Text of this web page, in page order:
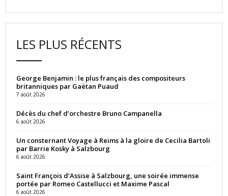
LES PLUS RÉCENTS
George Benjamin : le plus français des compositeurs
britanniques par Gaëtan Puaud
7 août 2026
Décès du chef d’orchestre Bruno Campanella
6 août 2026
Un consternant Voyage à Reims à la gloire de Cecilia Bartoli
par Barrie Kosky à Salzbourg
6 août 2026
Saint François d’Assise à Salzbourg, une soirée immense
portée par Romeo Castellucci et Maxime Pascal
6 août 2026